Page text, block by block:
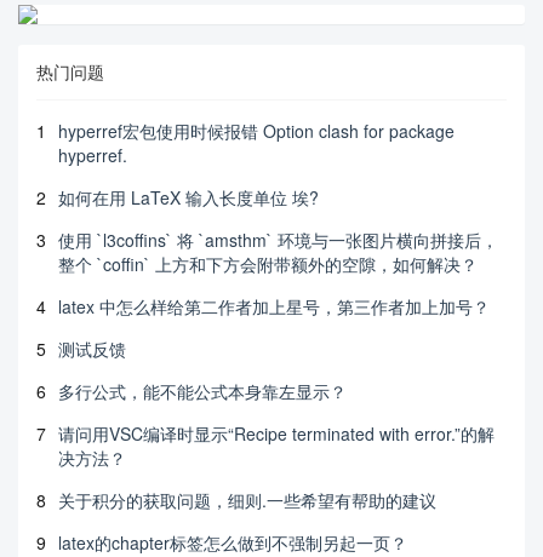
热门问题
1
hyperref宏包使用时候报错 Option clash for package
hyperref.
2 如何在用 LaTeX 输入长度单位 埃?
3 使用 `l3coffins` 将 `amsthm` 环境与一张图片横向拼接后，
整个 `coffin` 上方和下方会附带额外的空隙，如何解决？
4 latex 中怎么样给第二作者加上星号，第三作者加上加号？
5 测试反馈
6 多行公式，能不能公式本身靠左显示？
7 请问用VSC编译时显示“Recipe terminated with error.”的解
决方法？
8 关于积分的获取问题，细则.一些希望有帮助的建议
9 latex的chapter标签怎么做到不强制另起一页？